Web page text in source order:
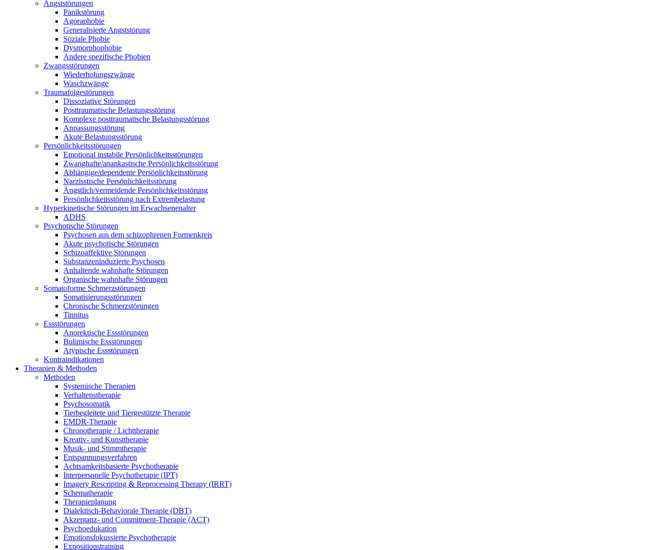
Angststörungen
Panikstörung
Agoraphobie
Generalisierte Angststörung
Soziale Phobie
Dysmorphophobie
Andere spezifische Phobien
Zwangsstörungen
Wiederholungszwänge
Waschzwänge
Traumafolgestörungen
Dissoziative Störungen
Posttraumatische Belastungsstörung
Komplexe posttraumatische Belastungsstörung
Anpassungsstörung
Akute Belastungsstörung
Persönlichkeitsstörungen
Emotional instabile Persönlichkeitsstörungen
Zwanghafte/anankastische Persönlichkeitsstörung
Abhängige/dependente Persönlichkeitsstörung
Narzisstische Persönlichkeitsstörung
Ängstlich/vermeidende Persönlichkeitsstörung
Persönlichkeitsstörung nach Extrembelastung
Hyperkinetische Störungen im Erwachsenenalter
ADHS
Psychotische Störungen
Psychosen aus dem schizophrenen Formenkreis
Akute psychotische Störungen
Schizoaffektive Störungen
Substanzeninduzierte Psychosen
Anhaltende wahnhafte Störungen
Organische wahnhafte Störungen
Somatoforme Schmerzstörungen
Somatisierungsstörungen
Chronische Schmerzstörungen
Tinnitus
Essstörungen
Anorektische Essstörungen
Bulimische Essstörungen
Atypische Essstörungen
Kontraindikationen
Therapien & Methoden
Methoden
Systemische Therapien
Verhaltenstherapie
Psychosomatik
Tierbegleitete und Tiergestützte Therapie
EMDR-Therapie
Chronotherapie / Lichttherapie
Kreativ- und Kunsttherapie
Musik- und Stimmtherapie
Entspannungsverfahren
Achtsamkeitsbasierte Psychotherapie
Interpersonelle Psychotherapie (IPT)
Imagery Rescripting & Reprocessing Therapy (IRRT)
Schematherapie
Therapieplanung
Dialektisch-Behaviorale Therapie (DBT)
Akzeptanz- und Commitment-Therapie (ACT)
Psychoedukation
Emotionsfokussierte Psychotherapie
Expositionstraining